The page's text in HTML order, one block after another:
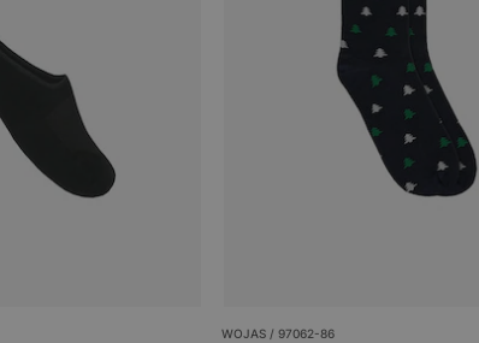
WOJAS / 97062-86